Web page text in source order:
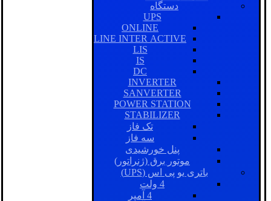
دستگاه
UPS
ONLINE
LINE INTER ACTIVE
LIS
IS
DC
INVERTER
SANVERTER
POWER STATION
STABILIZER
تک فاز
سه فاز
پنل خورشیدی
موتور برق (ژنراتور)
باتری یو پی اس (UPS)
4 ولت
4 آمپر